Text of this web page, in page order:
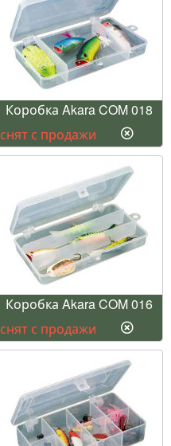
Коробка Akara COM 018
снят с продажи
Коробка Akara COM 016
снят с продажи